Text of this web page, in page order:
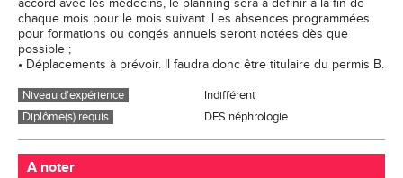
accord avec les médecins, le planning sera à définir à la fin de
chaque mois pour le mois suivant. Les absences programmées
pour formations ou congés annuels seront notées dès que
possible ;
• Déplacements à prévoir. Il faudra donc être titulaire du permis B.
Niveau d'expérience
Indifférent
Diplôme(s) requis
DES néphrologie
A noter